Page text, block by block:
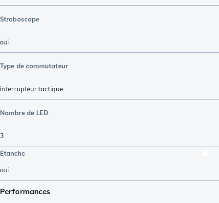
Stroboscope
oui
Type de commutateur
interrupteur tactique
Nombre de LED
3
Étanche
oui
Performances